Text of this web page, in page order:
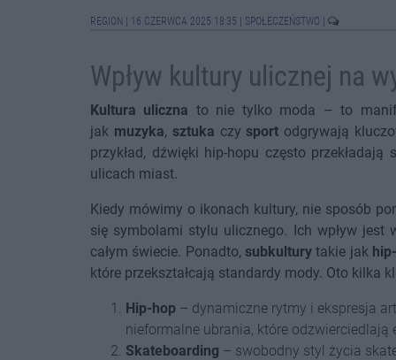
REGION 16 CZERWCA 2025 18:35 SPOŁECZEŃSTWO
Wpływ kultury ulicznej na
Kultura uliczna to nie tylko moda – to
jak muzyka, sztuka czysport odgrywają
przykład, dźwięki hip-hopu często
ulicach miast.
Kiedy mówimy o ikonach kultury, nie sposób
się symbolami stylu ulicznego. Ich wpływ
całym świecie. Ponadto,subkultury takie jak
które przekształcają standardy mody. Oto kilka
Hip-hop – dynamiczne rytmy i ekspresja
nieformalne ubrania, które odzwierciedlają
Skateboarding – swobodny styl życia